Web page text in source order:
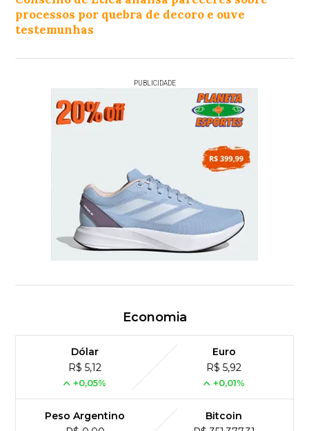
processos por quebra de decoro e ouve
testemunhas
PUBLICIDADE
Economia
Dólar
R$ 5,12
+0,05%
Euro
R$ 5,92
+0,01%
Peso Argentino
Bitcoin